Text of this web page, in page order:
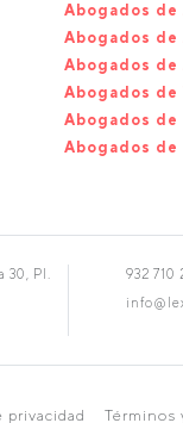
Abogados
Abogados
Abogados
Abogados
Abogados
Abogados
30, Pl.
932 710
privacidad Términos